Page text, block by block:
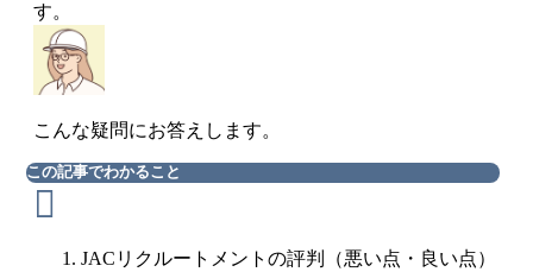
す。
こんな疑問にお答えします。
この記事でわかること
JACリクルートメントの評判（悪い点・良い点）